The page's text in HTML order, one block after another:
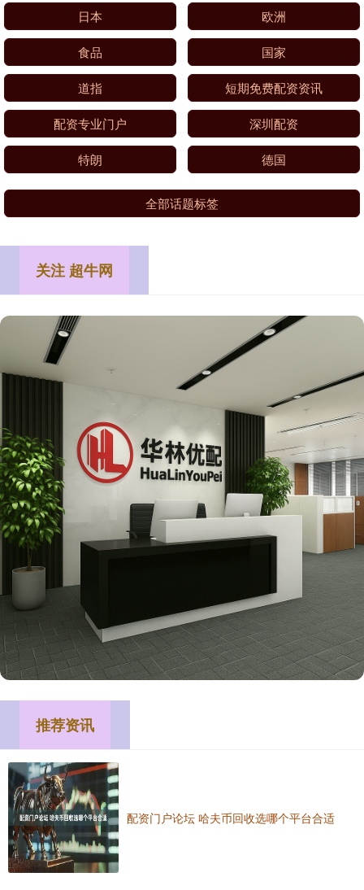
日本 欧洲
食品 国家
道指 短期免费配资资讯
配资专业门户 深圳配资
特朗 德国
全部话题标签
关注 超牛网
推荐资讯
配资门户论坛 哈夫币回收选哪个平台合适